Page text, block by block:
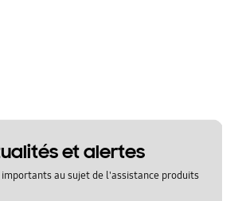
et alertes
importants au sujet de l'assistance produits